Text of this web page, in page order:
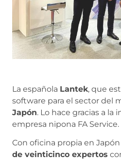
La española Lantek, que
software para el sector del
Japón. Lo hace gracias a la
empresa nipona FA Service.
Con oficina propia en
de veinticinco expertos